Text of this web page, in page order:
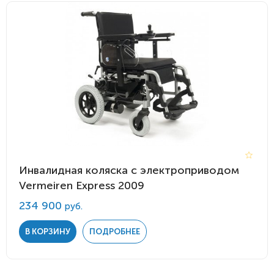
Инвалидная коляска с электроприводом
Vermeiren Express 2009
234 900 руб.
В КОРЗИНУ ПОДРОБНЕЕ